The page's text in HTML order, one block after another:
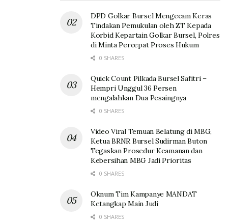
DPD Golkar Bursel Mengecam Keras
Tindakan Pemukulan oleh ZT Kepada
Korbid Kepartain Golkar Bursel, Polres
di Minta Percepat Proses Hukum
0 SHARES
Quick Count Pilkada Bursel Safitri –
Hempri Unggul 36 Persen
mengalahkan Dua Pesaingnya
0 SHARES
Video Viral Temuan Belatung di MBG,
Ketua BRNR Bursel Sudirman Buton
Tegaskan Prosedur Keamanan dan
Kebersihan MBG Jadi Prioritas
0 SHARES
Oknum Tim Kampanye MANDAT
Ketangkap Main Judi
0 SHARES